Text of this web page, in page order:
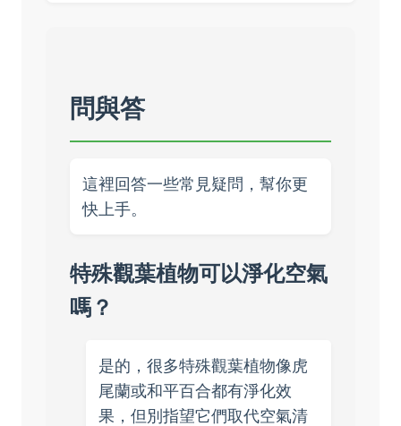
問與答
這裡回答一些常見疑問，幫你更
快上手。
特殊觀葉植物可以淨化空氣
嗎？
是的，很多特殊觀葉植物像虎
尾蘭或和平百合都有淨化效
果，但別指望它們取代空氣清